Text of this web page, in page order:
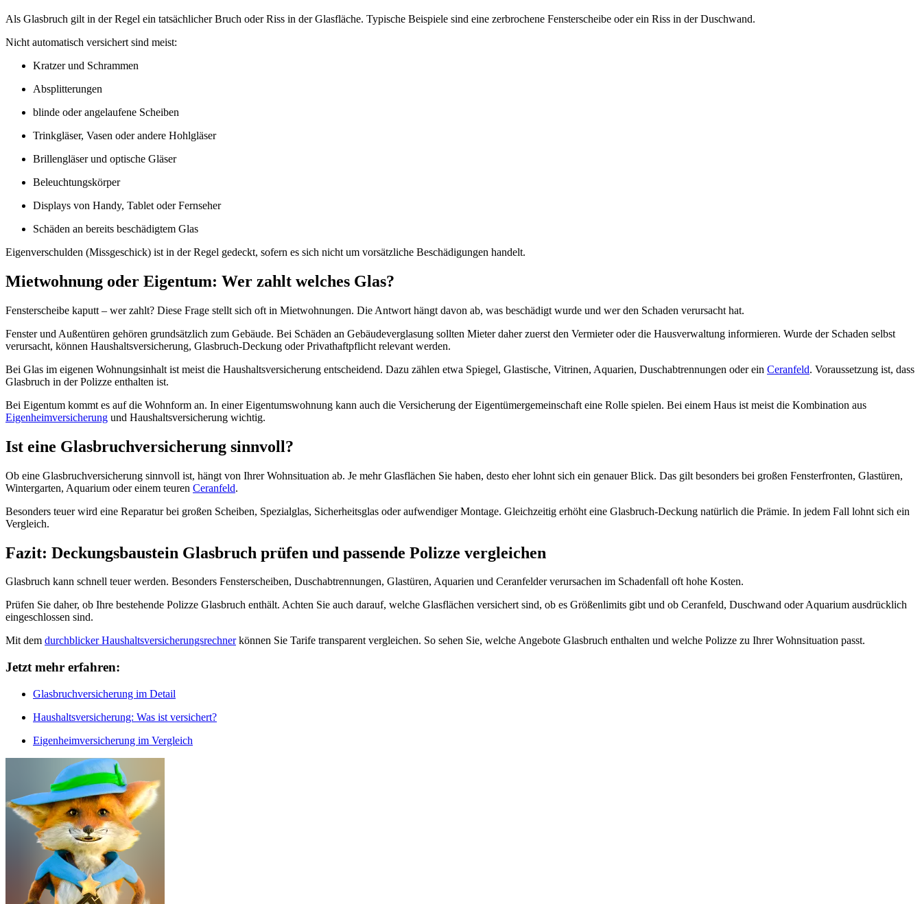
Als Glasbruch gilt in der Regel ein tatsächlicher Bruch oder Riss in der Glasfläche. Typische Beispiele sind eine zerbrochene Fensterscheibe oder ein Riss in der Duschwand.
Nicht automatisch versichert sind meist:
Kratzer und Schrammen
Absplitterungen
blinde oder angelaufene Scheiben
Trinkgläser, Vasen oder andere Hohlgläser
Brillengläser und optische Gläser
Beleuchtungskörper
Displays von Handy, Tablet oder Fernseher
Schäden an bereits beschädigtem Glas
Eigenverschulden (Missgeschick) ist in der Regel gedeckt, sofern es sich nicht um vorsätzliche Beschädigungen handelt.
Mietwohnung oder Eigentum: Wer zahlt welches Glas?
Fensterscheibe kaputt – wer zahlt? Diese Frage stellt sich oft in Mietwohnungen. Die Antwort hängt davon ab, was beschädigt wurde und wer den Schaden verursacht hat.
Fenster und Außentüren gehören grundsätzlich zum Gebäude. Bei Schäden an Gebäudeverglasung sollten Mieter daher zuerst den Vermieter oder die Hausverwaltung informieren. Wurde der Schaden selbst
verursacht, können Haushaltsversicherung, Glasbruch-Deckung oder Privathaftpflicht relevant werden.
Bei Glas im eigenen Wohnungsinhalt ist meist die Haushaltsversicherung entscheidend. Dazu zählen etwa Spiegel, Glastische, Vitrinen, Aquarien, Duschabtrennungen oder ein Ceranfeld. Voraussetzung ist, dass
Glasbruch in der Polizze enthalten ist.
Bei Eigentum kommt es auf die Wohnform an. In einer Eigentumswohnung kann auch die Versicherung der Eigentümergemeinschaft eine Rolle spielen. Bei einem Haus ist meist die Kombination aus
Eigenheimversicherung und Haushaltsversicherung wichtig.
Ist eine Glasbruchversicherung sinnvoll?
Ob eine Glasbruchversicherung sinnvoll ist, hängt von Ihrer Wohnsituation ab. Je mehr Glasflächen Sie haben, desto eher lohnt sich ein genauer Blick. Das gilt besonders bei großen Fensterfronten, Glastüren,
Wintergarten, Aquarium oder einem teuren Ceranfeld.
Besonders teuer wird eine Reparatur bei großen Scheiben, Spezialglas, Sicherheitsglas oder aufwendiger Montage. Gleichzeitig erhöht eine Glasbruch-Deckung natürlich die Prämie. In jedem Fall lohnt sich ein
Vergleich.
Fazit: Deckungsbaustein Glasbruch prüfen und passende Polizze vergleichen
Glasbruch kann schnell teuer werden. Besonders Fensterscheiben, Duschabtrennungen, Glastüren, Aquarien und Ceranfelder verursachen im Schadenfall oft hohe Kosten.
Prüfen Sie daher, ob Ihre bestehende Polizze Glasbruch enthält. Achten Sie auch darauf, welche Glasflächen versichert sind, ob es Größenlimits gibt und ob Ceranfeld, Duschwand oder Aquarium ausdrücklich
eingeschlossen sind.
Mit dem durchblicker Haushaltsversicherungsrechnerkönnen Sie Tarife transparent vergleichen. So sehen Sie, welche Angebote Glasbruch enthalten und welche Polizze zu Ihrer Wohnsituation passt.
Jetzt mehr erfahren:
Glasbruchversicherung im Detail
Haushaltsversicherung: Was ist versichert?
Eigenheimversicherung im Vergleich